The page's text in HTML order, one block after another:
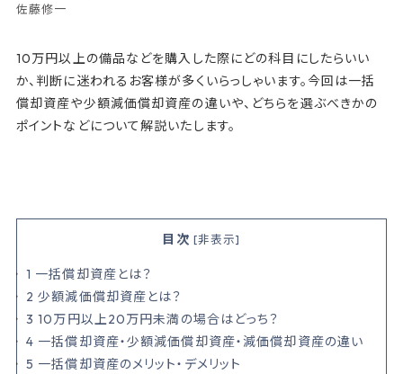
k
佐藤修一
10万円以上の備品などを購入した際にどの科目にしたらいい
か、判断に迷われるお客様が多くいらっしゃいます。今回は一括
償却資産や少額減価償却資産の違いや、どちらを選ぶべきかの
ポイントなどについて解説いたします。
目次 [非表示]
1 一括償却資産とは？
2 少額減価償却資産とは？
3 10万円以上20万円未満の場合はどっち？
4 一括償却資産・少額減価償却資産・減価償却資産の違い
5 一括償却資産のメリット・デメリット